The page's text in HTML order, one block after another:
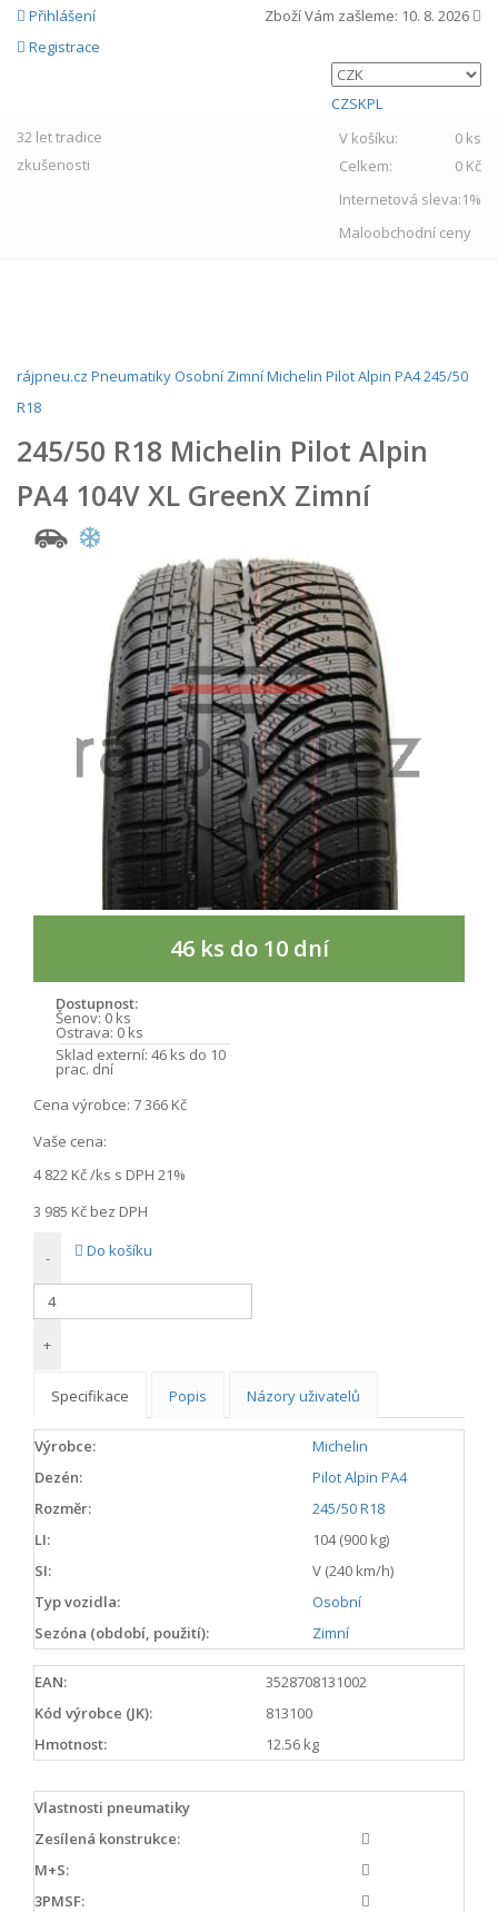
Přihlášení
Registrace
Zboží Vám zašleme: 10. 8. 2026
CZSKPL
32 lettradice
zkušenosti
V košíku:
0 ks
Celkem:
0 Kč
Internetová sleva:1%
Maloobchodní ceny
rájpneu.cz PneumatikyOsobní ZimníMichelin Pilot Alpin PA4245/50
R18
245/50 R18 Michelin Pilot Alpin
PA4 104V XL GreenX Zimní
46 ks do 10 dní
Dostupnost:
Šenov: 0 ks
Ostrava: 0 ks
Sklad externí: 46 ks do 10
prac. dní
Cena výrobce: 7 366 Kč
Vaše cena:
4 822 Kč/ks s DPH 21%
3 985 Kč bez DPH
-
+
Do košíku
Specifikace Popis Názory uživatelů
Výrobce:
Michelin
Dezén:
Pilot Alpin PA4
Rozměr:
245/50 R18
LI:
104 (900 kg)
SI:
V (240 km/h)
Typ vozidla:
Osobní
Sezóna (období, použití):
Zimní
EAN:
3528708131002
Kód výrobce (JK):
813100
Hmotnost:
12.56 kg
Vlastnosti pneumatiky
Zesílená konstrukce:
M+S:
3PMSF: